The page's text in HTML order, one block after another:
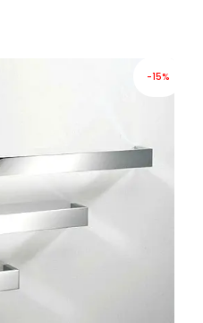
-15%